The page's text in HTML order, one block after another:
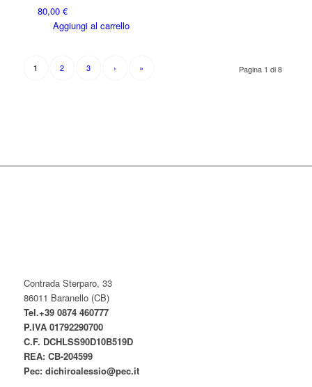
80,00 €
Aggiungi al carrello
Pagina 1 di 8
1 2 3 › »
Contrada Sterparo, 33
86011 Baranello (CB)
Tel.+39 0874 460777
P.IVA 01792290700
C.F. DCHLSS90D10B519D
REA: CB-204599
Pec: dichiroalessio@pec.it